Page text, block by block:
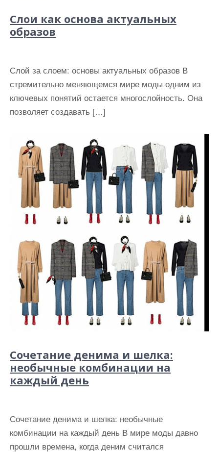
Слои как основа актуальных
образов
Слой за слоем: основы актуальных образов В
стремительно меняющемся мире моды одним из
ключевых понятий остается многослойность. Она
позволяет создавать […]
Сочетание денима и шелка:
необычные комбинации на
каждый день
Сочетание денима и шелка: необычные
комбинации на каждый день В мире моды давно
прошли времена, когда деним считался